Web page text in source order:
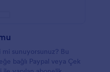
sunuyorsunuz? Bu
bağlı Paypal veya Çek